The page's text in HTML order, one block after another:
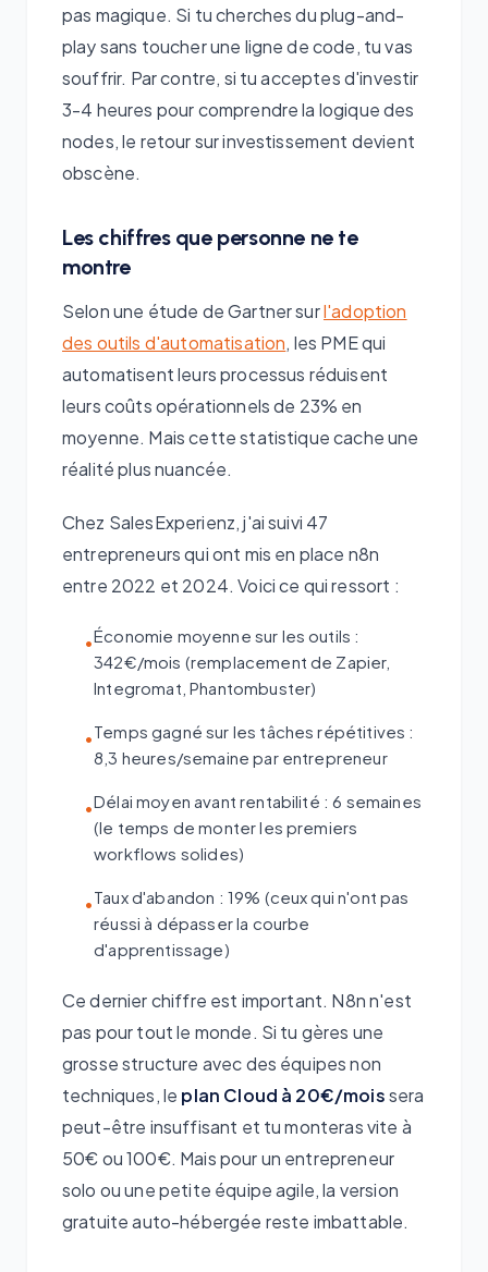
pas magique. Si tu cherches du plug-and-
play sans toucher une ligne de code, tu vas
souffrir. Par contre, si tu acceptes d'investir
3-4 heures pour comprendre la logique des
nodes, le retour sur investissement devient
obscène.
Les chiffres que personne ne te
montre
Selon une étude de Gartner surl'adoption
des outils d'automatisation, les PME qui
automatisent leurs processus réduisent
leurs coûts opérationnels de 23% en
moyenne. Mais cette statistique cache une
réalité plus nuancée.
Chez SalesExperienz, j'ai suivi 47
entrepreneurs qui ont mis en place n8n
entre 2022 et 2024. Voici ce qui ressort :
•Économie moyenne sur les outils :
342€/mois (remplacement de Zapier,
Integromat, Phantombuster)
•Temps gagné sur les tâches répétitives :
8,3 heures/semaine par entrepreneur
•Délai moyen avant rentabilité : 6 semaines
(le temps de monter les premiers
workflows solides)
•Taux d'abandon : 19% (ceux qui n'ont pas
réussi à dépasser la courbe
d'apprentissage)
Ce dernier chiffre est important. N8n n'est
pas pour tout le monde. Si tu gères une
grosse structure avec des équipes non
techniques, le plan Cloud à 20€/moissera
peut-être insuffisant et tu monteras vite à
50€ ou 100€. Mais pour un entrepreneur
solo ou une petite équipe agile, la version
gratuite auto-hébergée reste imbattable.